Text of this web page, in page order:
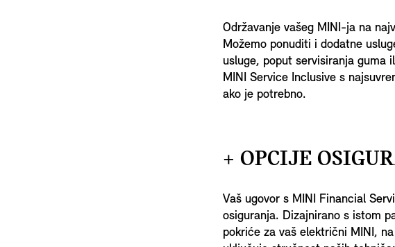
Održavanje vašeg MINI-ja na
Možemo ponuditi i dodatne
usluge, poput servisiranja guma
MINI Service Inclusive s
ako je potrebno.
+ OPCIJE
Vaš ugovor s MINI Financial
osiguranja. Dizajnirano s istom
pokriće za vaš električni MINI,